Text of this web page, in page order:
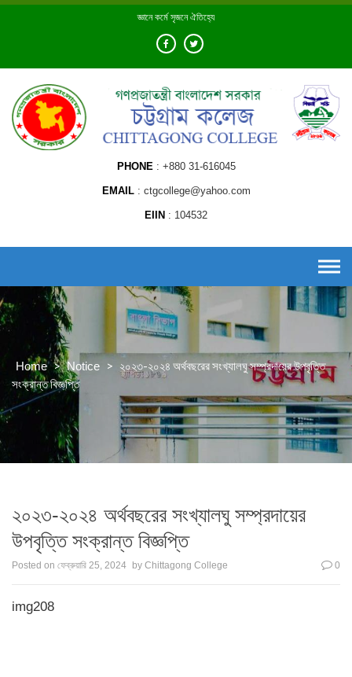
Skip
জ্ঞানে কর্মে সৃজনে ঐতিহ্যে
PHONE +880 31-616045
EMAIL ctgcollege@yahoo.com
EIIN 104532
Home > Notice > ২০২৩-২০২৪ অর্থবছরের সংখ্যালঘু সম্প্রদায়ের উপবৃত্তি
সংক্রান্ত বিজ্ঞপ্তি
২০২৩-২০২৪ অর্থবছরের সংখ্যালঘু সম্প্রদায়ের
উপবৃত্তি সংক্রান্ত বিজ্ঞপ্তি
Posted on ফেব্রুয়ারি 25, 2024 by Chittagong College 0
img208